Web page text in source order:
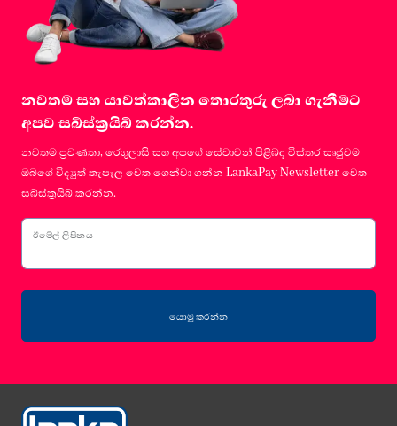
නවතම සහ යාවත්කාලීන තොරතුරු ලබා ගැනීමට
අපව සබ්ස්ක්‍රයිබ් කරන්න.
නවතම ප්‍රවණතා, රෙගුලාසි සහ අපගේ සේවාවන් පිළිබද විස්තර සෘජුවම
ඔබගේ විද්‍යුත් තැපෑල වෙත ගෙන්වා ගන්න LankaPay Newsletter වෙත
සබ්ස්ක්‍රයිබ් කරන්න.
ඊමේල් ලිපිනය
යොමු කරන්න